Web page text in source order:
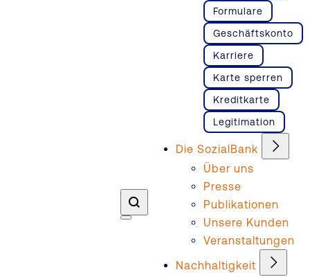
Formulare
Geschäftskonto
Karriere
Karte sperren
Kreditkarte
Legitimation
Die SozialBank
Über uns
Presse
Publikationen
Unsere Kunden
Veranstaltungen
Nachhaltigkeit